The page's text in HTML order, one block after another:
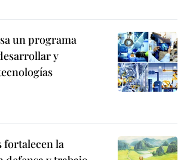
un programa
y
fortalecen la